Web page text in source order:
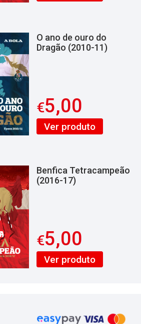
O ano de ouro do
Dragão (2010-11)
€5,00
Ver produto
Benfica Tetracampeão
(2016-17)
€5,00
Ver produto